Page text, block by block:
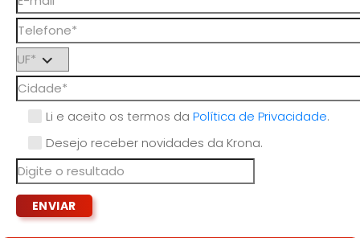
Li e aceito os termos da Política de Privacidade.
Desejo receber novidades da Krona.